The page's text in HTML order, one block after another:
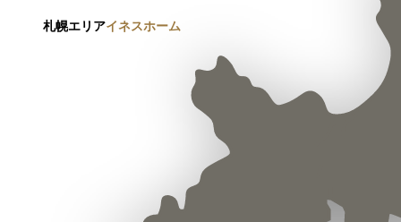
札幌エリアイネスホーム